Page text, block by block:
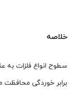
خلاصه
سطوح انواع فلزات به
برابر خوردگی